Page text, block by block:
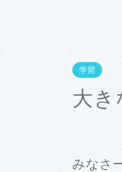
学習
大き
みなさ